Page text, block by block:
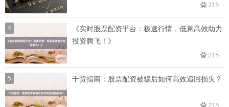
215
4
《实时股票配资平台：极速行情，低息高效助力
投资腾飞！》
215
5 干货指南：股票配资被骗后如何高效追回损失？
215